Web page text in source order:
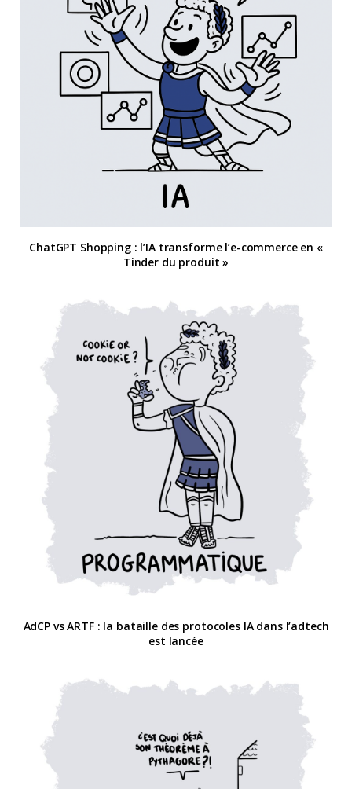
ChatGPT Shopping : l’IA transforme l’e-commerce en «
Tinder du produit »
AdCP vs ARTF : la bataille des protocoles IA dans l’adtech
est lancée